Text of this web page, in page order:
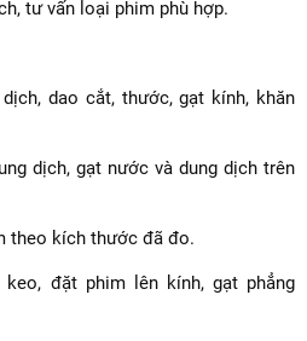
tư vấn loại phim phù hợp.
dao cắt, thước, gạt kính, khăn
dịch, gạt nước và dung dịch trên
theo kích thước đã đo.
đặt phim lên kính, gạt phẳng